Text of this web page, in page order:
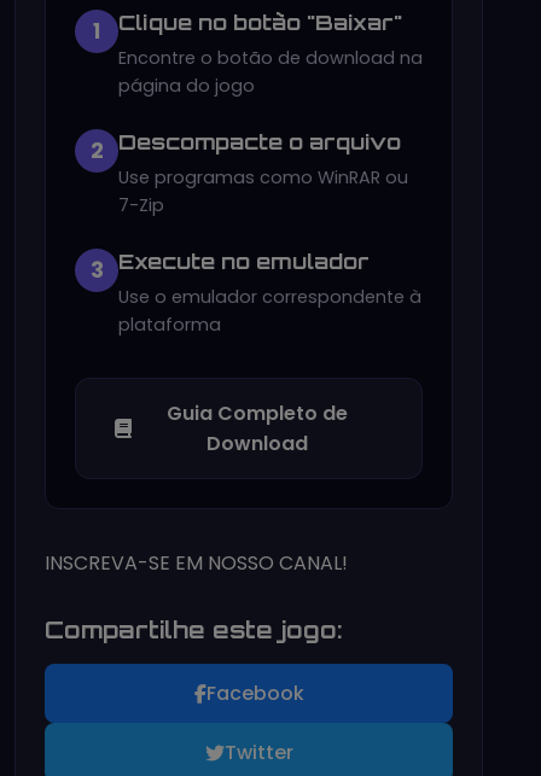
1 Clique no botão "Baixar"
Encontre o botão de download na
página do jogo
2 Descompacte o arquivo
Use programas como WinRAR ou
7-Zip
3 Execute no emulador
Use o emulador correspondente à
plataforma
Guia Completo de
Download
INSCREVA-SE EM NOSSO CANAL!
Compartilhe este jogo:
Facebook
Twitter